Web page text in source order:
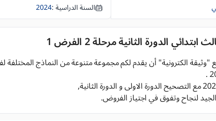
السنة الدراسية :2024
الدورة الثانية مرحلة 2 الفرض 1
الكترونية" أن يقدم لكم مجموعة متنوعة من النماذج
لنجاح وتفوق في اجتياز الفروض.